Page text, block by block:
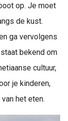
op. Je moet
de kust.
ga vervolgens
bekend om
cultuur,
je kinderen,
het eten.